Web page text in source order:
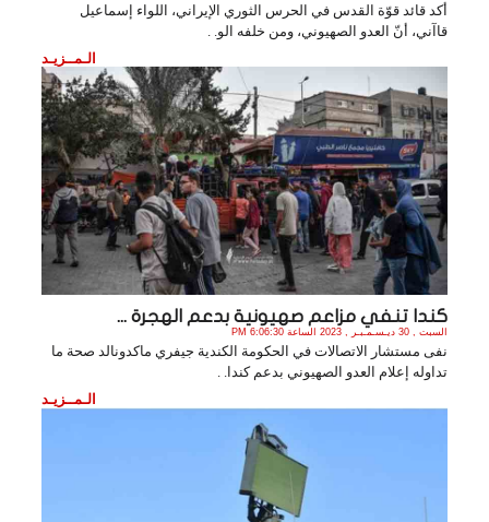
أكد قائد قوّة القدس في الحرس الثوري الإيراني، اللواء إسماعيل
قاآني، أنّ العدو الصهيوني، ومن خلفه الو. .
الـمــزيـد
كندا تنفي مزاعم صهيونية بدعم الهجرة ...
السبت , 30 ديـسـمـبـر , 2023 الساعة 6:06:30 PM
نفى مستشار الاتصالات في الحكومة الكندية جيفري ماكدونالد صحة ما
تداوله إعلام العدو الصهيوني بدعم كندا. .
الـمــزيـد